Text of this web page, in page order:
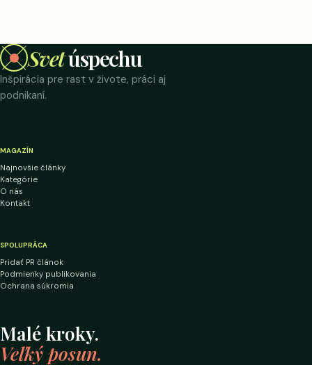
Svetúspechu
Inšpirácia pre rast v živote, práci aj
podnikaní.
MAGAZÍN
Najnovšie články
Kategórie
O nás
Kontakt
SPOLUPRÁCA
Pridať PR článok
Podmienky publikovania
Ochrana súkromia
Malé kroky.
Veľký posun.